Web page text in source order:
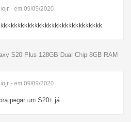
- em 09/09/2020
S20 Plus 128GB Dual Chip 8GB RAM
- em 09/09/2020
pegar um S20+ já.